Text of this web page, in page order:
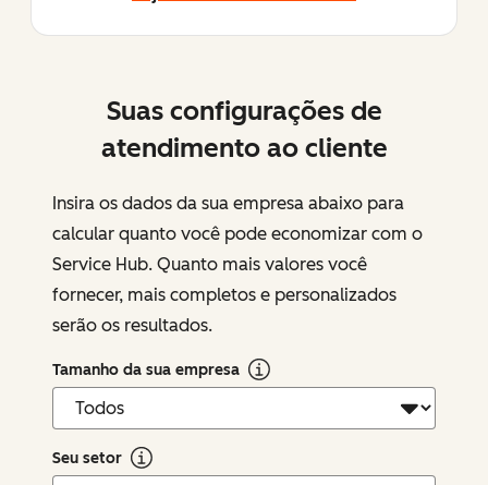
Suas configurações de
atendimento ao cliente
Insira os dados da sua empresa abaixo para
calcular quanto você pode economizar com o
Service Hub. Quanto mais valores você
fornecer, mais completos e personalizados
serão os resultados.
Tamanho da sua empresa
Seu setor